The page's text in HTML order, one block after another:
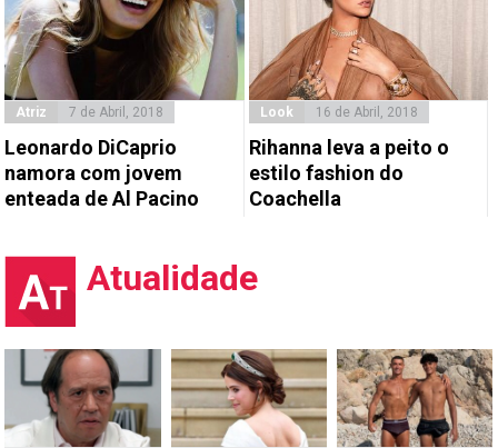
Atriz 7 de Abril, 2018
Leonardo DiCaprio
namora com jovem
enteada de Al Pacino
Look 16 de Abril, 2018
Rihanna leva a peito o
estilo fashion do
Coachella
Atualidade